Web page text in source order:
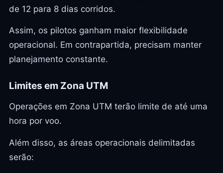
de 12 para 8 dias corridos.
Assim, os pilotos ganham maior flexibilidade
operacional. Em contrapartida, precisam manter
planejamento constante.
Limites em Zona UTM
Operações em Zona UTM terão limite de até uma
hora por voo.
Além disso, as áreas operacionais delimitadas
serão: